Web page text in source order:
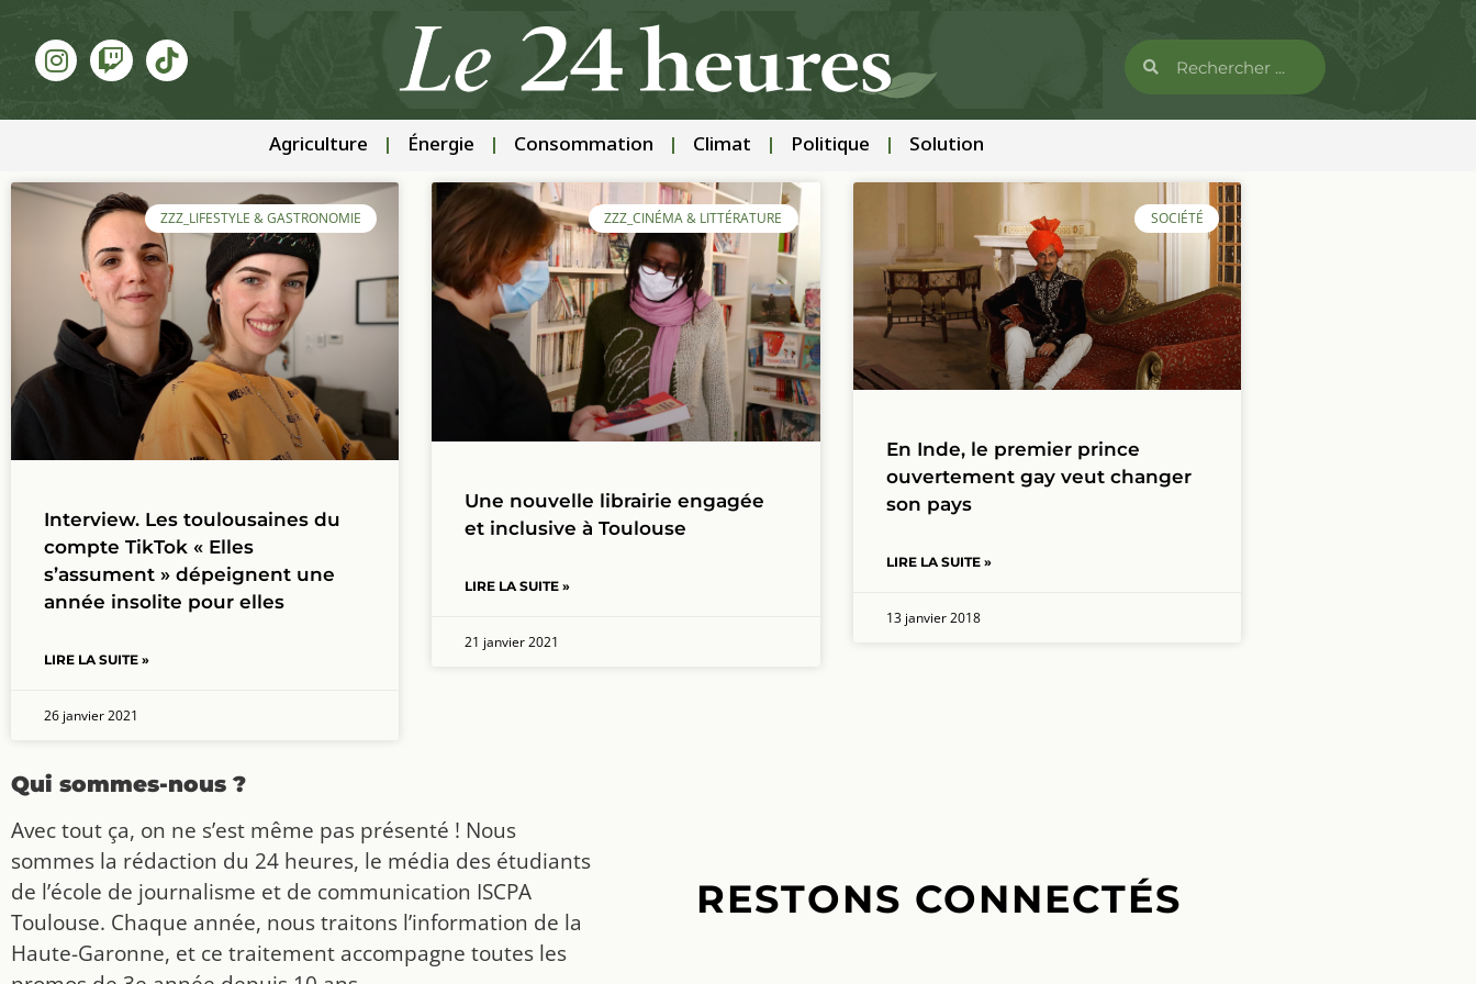
Agriculture Énergie Consommation Climat Politique Solution
ZZZ_LIFESTYLE & GASTRONOMIE
Interview. Les toulousaines du
compte TikTok « Elles
s’assument » dépeignent une
année insolite pour elles
LIRE LA SUITE »
26 janvier 2021
ZZZ_CINÉMA & LITTÉRATURE
Une nouvelle librairie engagée
et inclusive à Toulouse
LIRE LA SUITE »
21 janvier 2021
SOCIÉTÉ
En Inde, le premier prince
ouvertement gay veut changer
son pays
LIRE LA SUITE »
13 janvier 2018
Qui sommes-nous ?
Avec tout ça, on ne s’est même pas présenté ! Nous
sommes la rédaction du 24 heures, le média des étudiants
de l’école de journalisme et de communication ISCPA
Toulouse. Chaque année, nous traitons l’information de la
Haute-Garonne, et ce traitement accompagne toutes les
RESTONS CONNECTÉS